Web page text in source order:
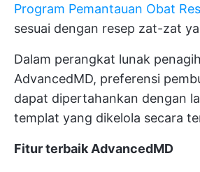
Program Pemantauan Obat
sesuai dengan resep zat-zat
Dalam perangkat lunak
AdvancedMD, preferensi
dapat dipertahankan dengan
templat yang dikelola secara
Fitur terbaik AdvancedMD